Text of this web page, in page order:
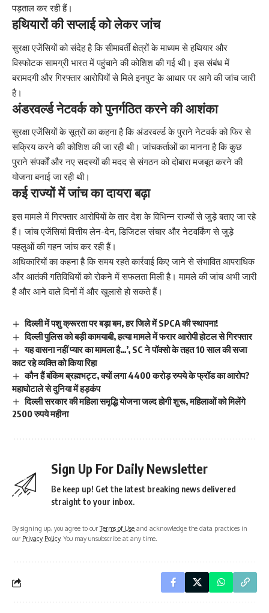
पड़ताल कर रही हैं।
हथियारों की सप्लाई को लेकर जांच
सुरक्षा एजेंसियों को संदेह है कि सीमावर्ती क्षेत्रों के माध्यम से हथियार और
विस्फोटक सामग्री भारत में पहुंचाने की कोशिश की गई थी। इस संबंध में
बरामदगी और गिरफ्तार आरोपियों से मिले इनपुट के आधार पर आगे की जांच जारी
है।
अंडरवर्ल्ड नेटवर्क को पुनर्गठित करने की आशंका
सुरक्षा एजेंसियों के सूत्रों का कहना है कि अंडरवर्ल्ड के पुराने नेटवर्क को फिर से
सक्रिय करने की कोशिश की जा रही थी। जांचकर्ताओं का मानना है कि कुछ
पुराने संपर्कों और नए सदस्यों की मदद से संगठन को दोबारा मजबूत करने की
योजना बनाई जा रही थी।
कई राज्यों में जांच का दायरा बढ़ा
इस मामले में गिरफ्तार आरोपियों के तार देश के विभिन्न राज्यों से जुड़े बताए जा रहे
हैं। जांच एजेंसियां वित्तीय लेन-देन, डिजिटल संचार और नेटवर्किंग से जुड़े
पहलुओं की गहन जांच कर रही हैं।
अधिकारियों का कहना है कि समय रहते कार्रवाई किए जाने से संभावित आपराधिक
और आतंकी गतिविधियों को रोकने में सफलता मिली है। मामले की जांच अभी जारी
है और आने वाले दिनों में और खुलासे हो सकते हैं।
दिल्ली में पशु क्रूरता पर बड़ा बम, हर जिले में SPCA की स्थापना!
दिल्ली पुलिस को बड़ी कामयाबी, हत्या मामले में फरार आरोपी होटल से गिरफ्तार
यह वासना नहीं प्यार का मामला है…’, SC ने पॉक्सो के तहत 10 साल की सजा
काट रहे व्यक्ति को किया रिहा
कौन हैं बंकिम ब्रह्मभट्ट, क्यों लगा 4400 करोड़ रुपये के फ्रॉड का आरोप?
महाघोटाले से दुनिया में हड़कंप
दिल्ली सरकार की महिला समृद्धि योजना जल्द होगी शुरू, महिलाओं को मिलेंगे
2500 रुपये महीना
Sign Up For Daily Newsletter
Be keep up! Get the latest breaking news delivered
straight to your inbox.
By signing up, you agree to ourTerms of Use and acknowledge the data practices in
our Privacy Policy. You may unsubscribe at any time.